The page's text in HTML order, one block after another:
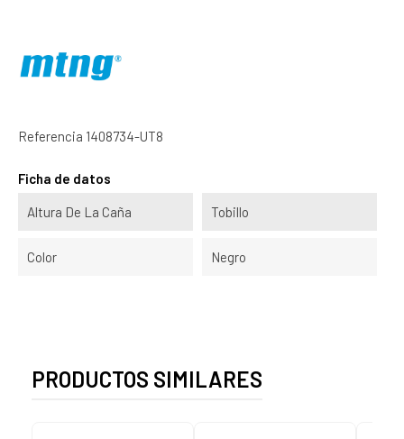
Referencia 1408734-UT8
Ficha de datos
Altura De La Caña Tobillo
Color Negro
PRODUCTOS SIMILARES